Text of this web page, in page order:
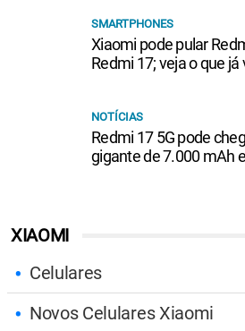
XIAOMI
Celulares
Novos Celulares Xiaomi
SMARTPHONES
Xiaomi pode pular
Redmi 17; veja o que já
NOTÍCIAS
Redmi 17 5G pode
gigante de 7.000 mAh